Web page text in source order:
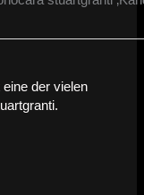
eine der vielen